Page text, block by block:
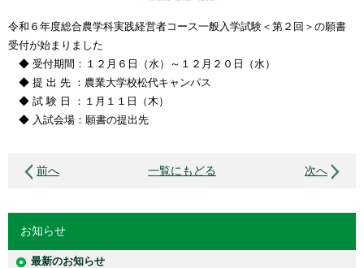
令和６年度総合農学科実践経営者コース一般入学試験＜第２回＞の願書
受付が始まりました
◆ 受付期間：１２月６日（水）～１２月２０日（水）
◆ 提 出 先 ：農業大学校松代キャンパス
◆ 試 験 日 ：１月１１日（木）
◆ 入試会場：願書の提出先
前へ 一覧にもどる 次へ
お知らせ
最新のお知らせ